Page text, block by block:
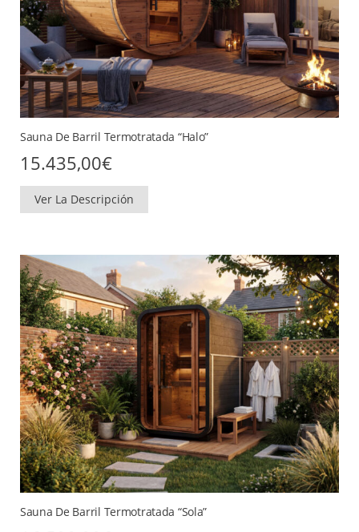
Sauna De Barril Termotratada “Halo”
15.435,00€
Ver La Descripción
Sauna De Barril Termotratada “Sola”